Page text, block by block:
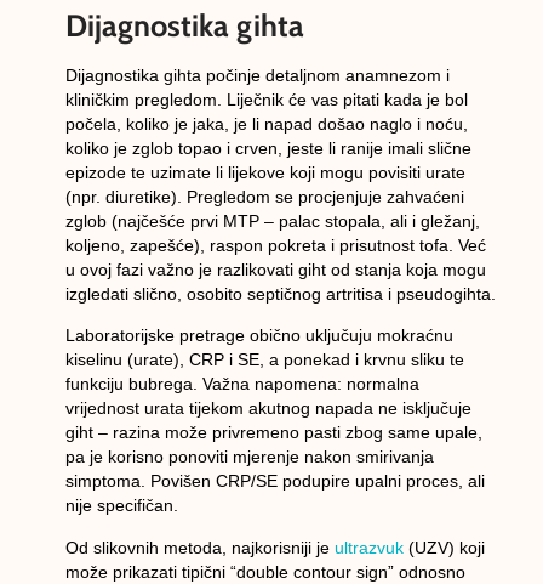
Dijagnostika gihta
Dijagnostika gihta počinje detaljnom anamnezom i
kliničkim pregledom . Liječnik će vas pitati kada je bol
počela, koliko je jaka, je li napad došao naglo i noću,
koliko je zglob topao i crven, jeste li ranije imali slične
epizode te uzimate li lijekove koji mogu povisiti urate
(npr. diuretike). Pregledom se procjenjuje zahvaćeni
zglob (najčešće prvi MTP – palac stopala, ali i gležanj,
koljeno, zapešće), raspon pokreta i prisutnost tofa. Već
u ovoj fazi važno je razlikovati giht od stanja koja mogu
izgledati slično, osobito septičnog artritisa i pseudogihta
Laboratorijske pretrageobično uključuju mokraćnu
kiselinu (urate) CRPi SE, a ponekad i krvnu sliku te
funkciju bubrega. Važna napomena: normalna
vrijednost urata tijekom akutnog napada ne isključuje
giht– razina može privremeno pasti zbog same upale,
pa je korisno ponoviti mjerenje nakon smirivanja
simptoma . Povišen CRP/SE podupire upalni proces, ali
nije specifičan.
Od slikovnih metoda , najkorisniji je ultrazvuk (UZV) koji
može prikazati tipični “double contour sign”odnosno